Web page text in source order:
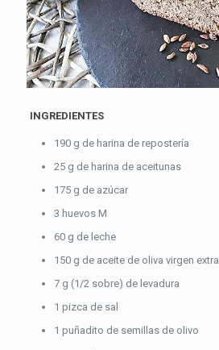
INGREDIENTES
190 g de harina de repostería
25 g de harina de aceitunas
175 g de azúcar
3 huevos M
60 g de leche
150 g de aceite de oliva virgen extra
7 g (1/2 sobre) de levadura
1 pizca de sal
1 puñadito de semillas de olivo